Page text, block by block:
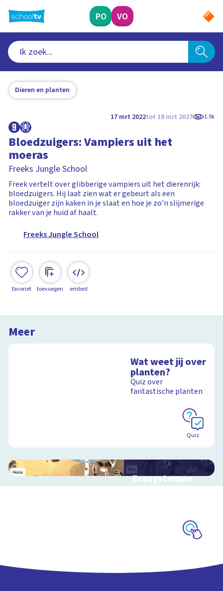
naar
hoofdinhoud
PO VO
Dieren en planten
17 mrt 2022tot 18 mrt 2027 1.9k
Bloedzuigers: Vampiers uit het
moeras
Freeks Jungle School
Freek vertelt over glibberige vampiers uit het dierenrijk:
bloedzuigers. Hij laat zien wat er gebeurt als een
bloedzuiger zijn kaken in je slaat en hoe je zo'n slijmerige
rakker van je huid af haalt.
Freeks Jungle School
favoriet toevoegen embed
Meer
Wat weet jij over
planten?
Quiz over
fantastische planten
Quiz
Ecosystemen
Interactieve